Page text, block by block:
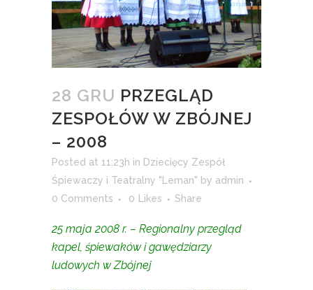
28 GRU PRZEGLĄD
ZESPOŁÓW W ZBÓJNEJ
– 2008
Posted at 11:23h in Dziecięcy Zespół
Śpiewaczy i Teatralny "Leman" by admin
0 Comments
0 Likes Share
25 maja 2008 r. – Regionalny przegląd
kapel, śpiewaków i gawędziarzy
ludowych w Zbójnej